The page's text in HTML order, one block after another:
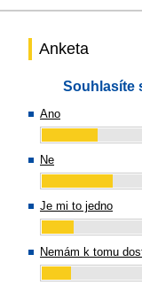
Anketa
Souhlasíte
Ano
Ne
Je mi to jedno
Nemám k tomu